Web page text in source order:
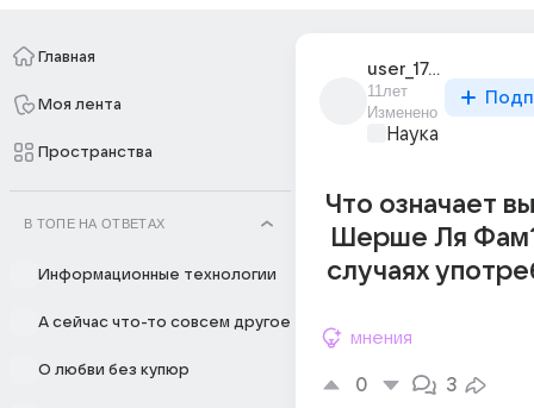
Главная
Моя лента
Пространства
В ТОПЕ НА ОТВЕТАХ
Информационные технологии
А сейчас что-то совсем другое
О любви без купюр
user_174211607
11лет
Изменено
Наука
Что означает
Шерше Ля
случаях
мнения
0 3